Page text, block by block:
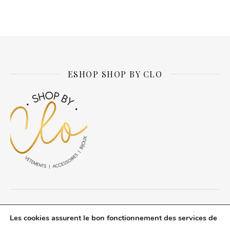
ESHOP SHOP BY CLO
A propos du blog Mentions légales Politique de confidentialité
Les cookies assurent le bon fonctionnement des services de